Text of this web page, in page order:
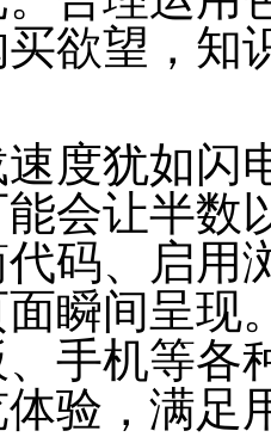
欲望，知
度犹如闪
会让半数
码、启用
瞬间呈现
手机等各
验，满足